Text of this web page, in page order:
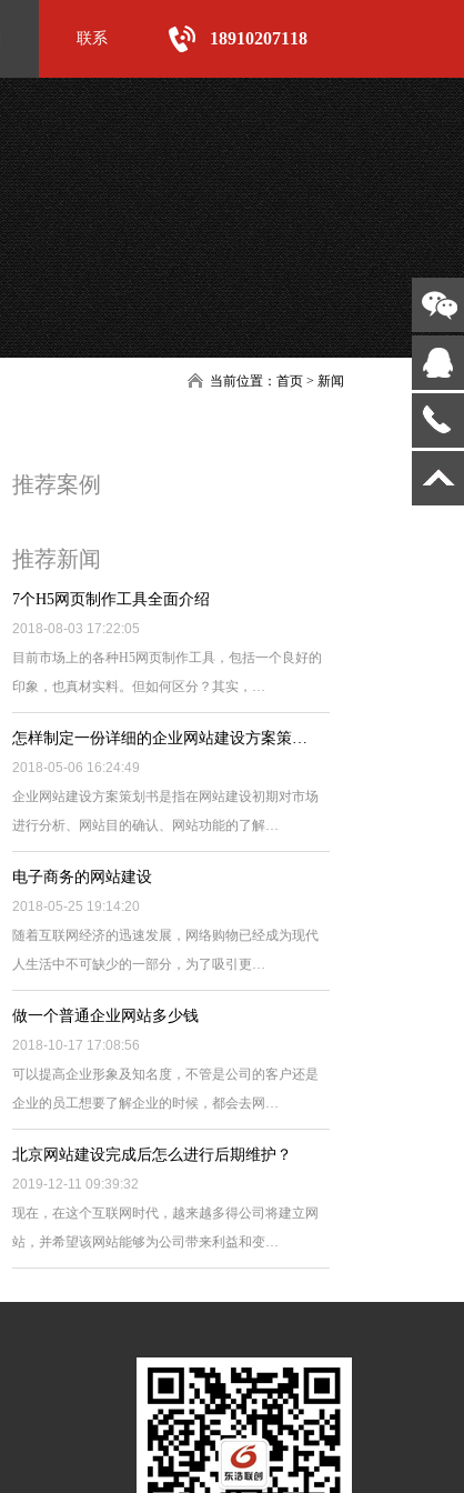
联系 18910207118
当前位置：首页 >新闻
推荐案例
汉王蓝天
推荐新闻
7个H5网页制作工具全面介绍
2018-08-03 17:22:05
目前市场上的各种H5网页制作工具，包括一个良好的
印象，也真材实料。但如何区分？其实，…
怎样制定一份详细的企业网站建设方案策…
2018-05-06 16:24:49
企业网站建设方案策划书是指在网站建设初期对市场
进行分析、网站目的确认、网站功能的了解…
电子商务的网站建设
2018-05-25 19:14:20
随着互联网经济的迅速发展，网络购物已经成为现代
人生活中不可缺少的一部分，为了吸引更…
做一个普通企业网站多少钱
2018-10-17 17:08:56
可以提高企业形象及知名度，不管是公司的客户还是
企业的员工想要了解企业的时候，都会去网…
北京网站建设完成后怎么进行后期维护？
2019-12-11 09:39:32
现在，在这个互联网时代，越来越多得公司将建立网
站，并希望该网站能够为公司带来利益和变…